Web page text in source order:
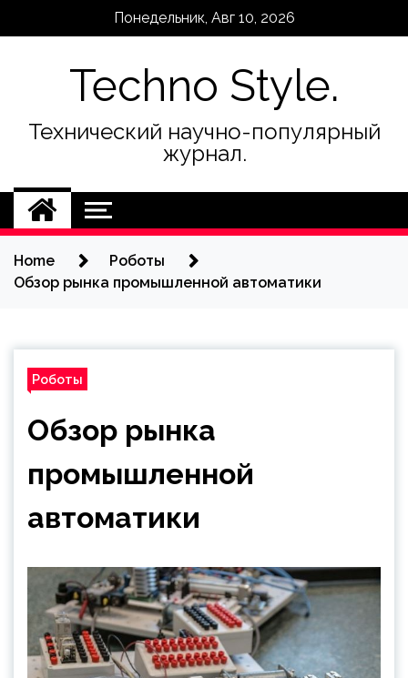
Понедельник, Авг 10, 2026
Techno Style.
Технический научно-популярный
журнал.
Home
Роботы
Обзор рынка промышленной автоматики
Роботы
Обзор рынка
промышленной
автоматики